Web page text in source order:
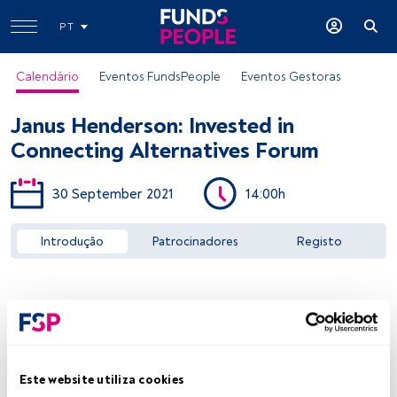
Este website utiliza cookies
PT
Calendário Eventos FundsPeople Eventos Gestoras
Janus Henderson: Invested in
Connecting Alternatives Forum
30 September 2021 14:00h
Introdução Patrocinadores Registo